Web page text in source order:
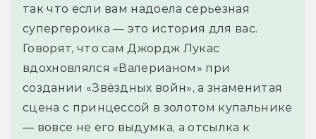
так что если вам надоела серьезная
супергероика — это история для вас.
Говорят, что сам Джордж Лукас
вдохновлялся «Валерианом» при
создании «Звёздных войн», а знаменитая
сцена с принцессой в золотом купальнике
— вовсе не его выдумка, а отсылка к